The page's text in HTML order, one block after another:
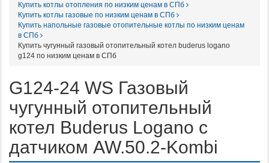
Купить котлы отопления по низким ценам в СПб
Купить котлы газовые по низким ценам в СПб
Купить напольные газовые отопительные котлы по низким ценам
в СПб
Купить чугунный газовый отопительный котел buderus logano
g124 по низким ценам в СПб
G124-24 WS Газовый
чугунный отопительный
котел Buderus Logano c
датчиком AW.50.2-Kombi